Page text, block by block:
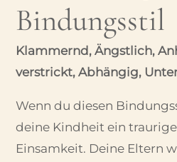
Bindungsstil
Klammernd, Ängstlich,
verstrickt, Abhängig,
Wenn du diesen
deine Kindheit ein
Einsamkeit. Deine Eltern